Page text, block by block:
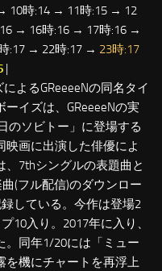
10時:14 → 11時:15 → 12
→ 16時:16 → 17時:16 →
:17 → 22時:17 → 23時:17
|
よるGReeeeNの同名タイ
イズは、GReeeeNの実
のソビトー」に登場する
映画に出演した俳優によ
、7thシングルの表題曲と
(フル配信)のダウンロー
している。今作は登場2
10入り。2017年に入り、
。同年1/20には「ミュー
を機にチャートを再浮上